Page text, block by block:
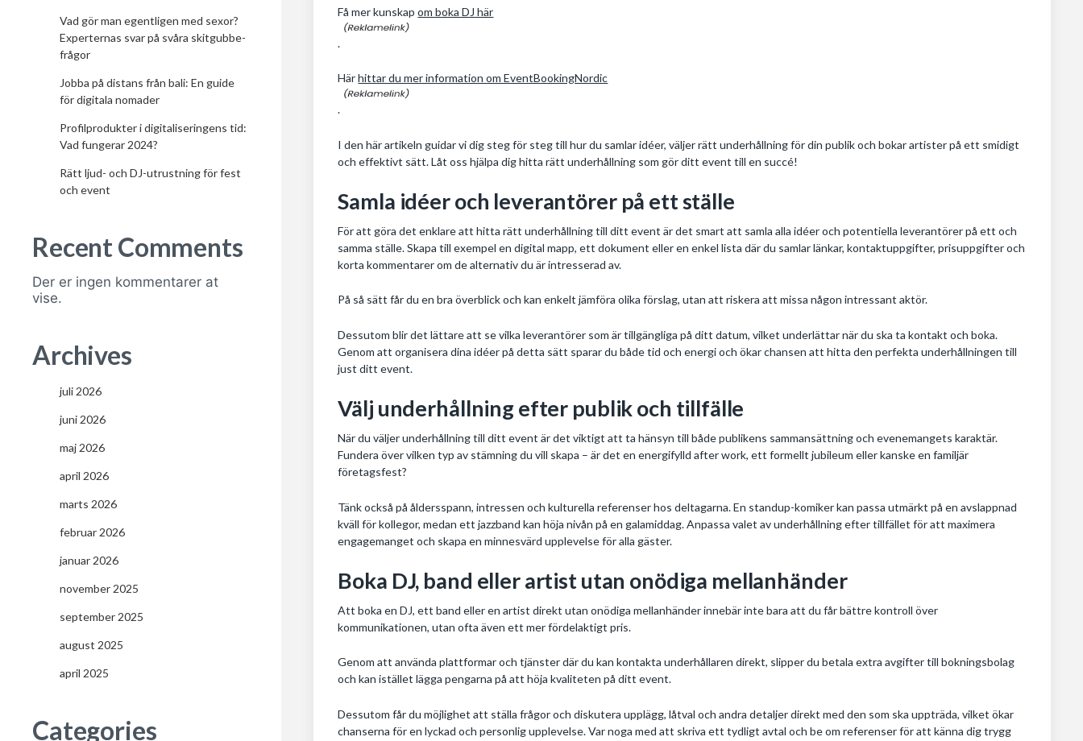
Vad gör man egentligen med sexor?
Experternas svar på svåra skitgubbe-
frågor
Jobba på distans från bali: En guide
för digitala nomader
Profilprodukter i digitaliseringens tid:
Vad fungerar 2024?
Rätt ljud- och DJ-utrustning för fest
och event
Recent Comments
Der er ingen kommentarer at
vise.
Archives
juli 2026
juni 2026
maj 2026
april 2026
marts 2026
februar 2026
januar 2026
november 2025
september 2025
august 2025
april 2025
Categories
Få mer kunskapom boka DJ här
.
Härhittar du mer information om EventBookingNordic
.
I den här artikeln guidar vi dig steg för steg till hur du samlar idéer, väljer rätt underhållning för din publik och bokar artister på ett smidigt
och effektivt sätt. Låt oss hjälpa dig hitta rätt underhållning som gör ditt event till en succé!
Samla idéer och leverantörer på ett ställe
För att göra det enklare att hitta rätt underhållning till ditt event är det smart att samla alla idéer och potentiella leverantörer på ett och
samma ställe. Skapa till exempel en digital mapp, ett dokument eller en enkel lista där du samlar länkar, kontaktuppgifter, prisuppgifter och
korta kommentarer om de alternativ du är intresserad av.
På så sätt får du en bra överblick och kan enkelt jämföra olika förslag, utan att riskera att missa någon intressant aktör.
Dessutom blir det lättare att se vilka leverantörer som är tillgängliga på ditt datum, vilket underlättar när du ska ta kontakt och boka.
Genom att organisera dina idéer på detta sätt sparar du både tid och energi och ökar chansen att hitta den perfekta underhållningen till
just ditt event.
Välj underhållning efter publik och tillfälle
När du väljer underhållning till ditt event är det viktigt att ta hänsyn till både publikens sammansättning och evenemangets karaktär.
Fundera över vilken typ av stämning du vill skapa – är det en energifylld after work, ett formellt jubileum eller kanske en familjär
företagsfest?
Tänk också på åldersspann, intressen och kulturella referenser hos deltagarna. En standup-komiker kan passa utmärkt på en avslappnad
kväll för kollegor, medan ett jazzband kan höja nivån på en galamiddag. Anpassa valet av underhållning efter tillfället för att maximera
engagemanget och skapa en minnesvärd upplevelse för alla gäster.
Boka DJ, band eller artist utan onödiga mellanhänder
Att boka en DJ, ett band eller en artist direkt utan onödiga mellanhänder innebär inte bara att du får bättre kontroll över
kommunikationen, utan ofta även ett mer fördelaktigt pris.
Genom att använda plattformar och tjänster där du kan kontakta underhållaren direkt, slipper du betala extra avgifter till bokningsbolag
och kan istället lägga pengarna på att höja kvaliteten på ditt event.
Dessutom får du möjlighet att ställa frågor och diskutera upplägg, låtval och andra detaljer direkt med den som ska uppträda, vilket ökar
chanserna för en lyckad och personlig upplevelse. Var noga med att skriva ett tydligt avtal och be om referenser för att känna dig trygg